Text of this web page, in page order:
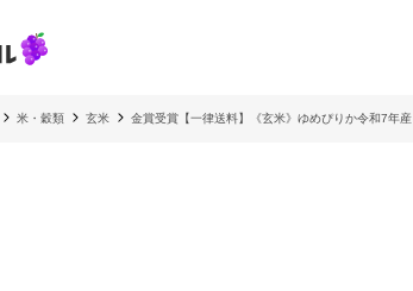
米・穀類 玄米 金賞受賞【一律送料】《玄米》ゆめぴりか令和7年産